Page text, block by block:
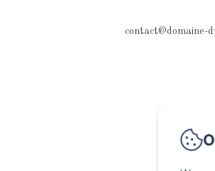
contact@domaine-